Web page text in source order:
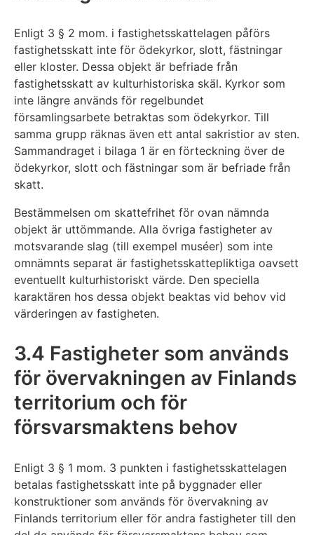
Enligt 3 § 2 mom. i fastighetsskattelagen påförs
fastighetsskatt inte för ödekyrkor, slott, fästningar
eller kloster. Dessa objekt är befriade från
fastighetsskatt av kulturhistoriska skäl. Kyrkor som
inte längre används för regelbundet
församlingsarbete betraktas som ödekyrkor. Till
samma grupp räknas även ett antal sakristior av sten.
Sammandraget i bilaga 1 är en förteckning över de
ödekyrkor, slott och fästningar som är befriade från
skatt.
Bestämmelsen om skattefrihet för ovan nämnda
objekt är uttömmande. Alla övriga fastigheter av
motsvarande slag (till exempel muséer) som inte
omnämnts separat är fastighetsskattepliktiga oavsett
eventuellt kulturhistoriskt värde. Den speciella
karaktären hos dessa objekt beaktas vid behov vid
värderingen av fastigheten.
3.4 Fastigheter som används
för övervakningen av Finlands
territorium och för
försvarsmaktens behov
Enligt 3 § 1 mom. 3 punkten i fastighetsskattelagen
betalas fastighetsskatt inte på byggnader eller
konstruktioner som används för övervakning av
Finlands territorium eller för andra fastigheter till den